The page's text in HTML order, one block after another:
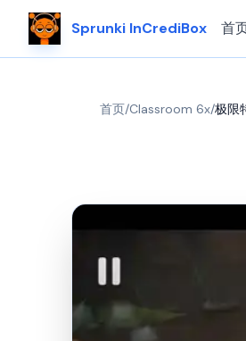
Sprunki InCrediBox 首
首页/Classroom 6x/极限